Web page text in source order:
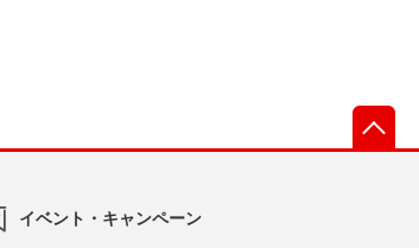
イベント・キャンペーン